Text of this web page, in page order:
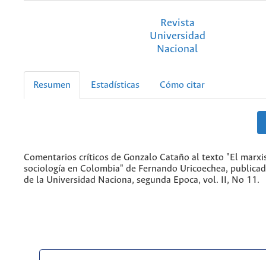
Revista
Universidad
Nacional
Resumen Estadísticas Cómo citar
Comentarios críticos de Gonzalo Cataño al texto "El
sociología en Colombia" de Fernando Uricoechea,
de la Universidad Naciona, segunda Epoca, vol. II, No 11.